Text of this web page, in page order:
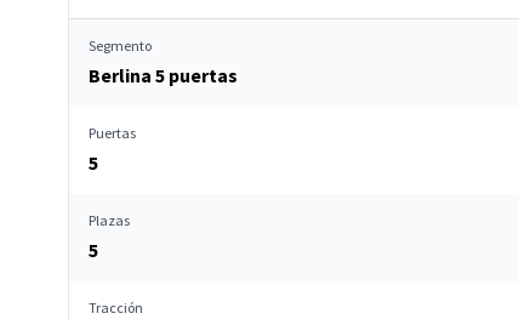
Segmento
Berlina 5 puertas
Puertas
5
Plazas
5
Tracción